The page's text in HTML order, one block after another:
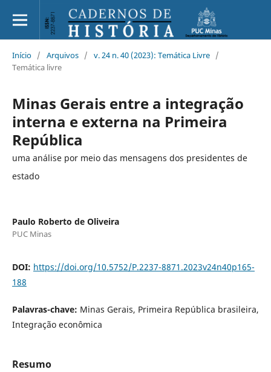
Início / Arquivos / v. 24 n. 40 (2023): Temática Livre /
Temática livre
Minas Gerais entre a integração
interna e externa na Primeira
República
uma análise por meio das mensagens dos presidentes de
estado
Paulo Roberto de Oliveira
PUC Minas
DOI: https://doi.org/10.5752/P.2237-8871.2023v24n40p165-
188
Palavras-chave: Minas Gerais, Primeira República brasileira,
Integração econômica
Resumo